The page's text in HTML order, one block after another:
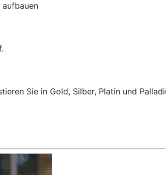
Sie in Gold, Silber, Platin und